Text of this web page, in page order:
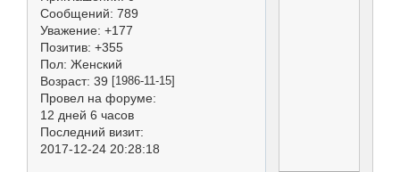
Сообщений: 789
Уважение: +177
Позитив: +355
Пол: Женский
Возраст: 39 [1986-11-15]
Провел на форуме:
12 дней 6 часов
Последний визит:
2017-12-24 20:28:18